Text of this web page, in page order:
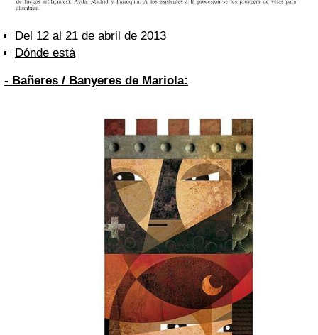
Del 12 al 21 de abril de 2013
Dónde está
- Bañeres / Banyeres de Mariola: